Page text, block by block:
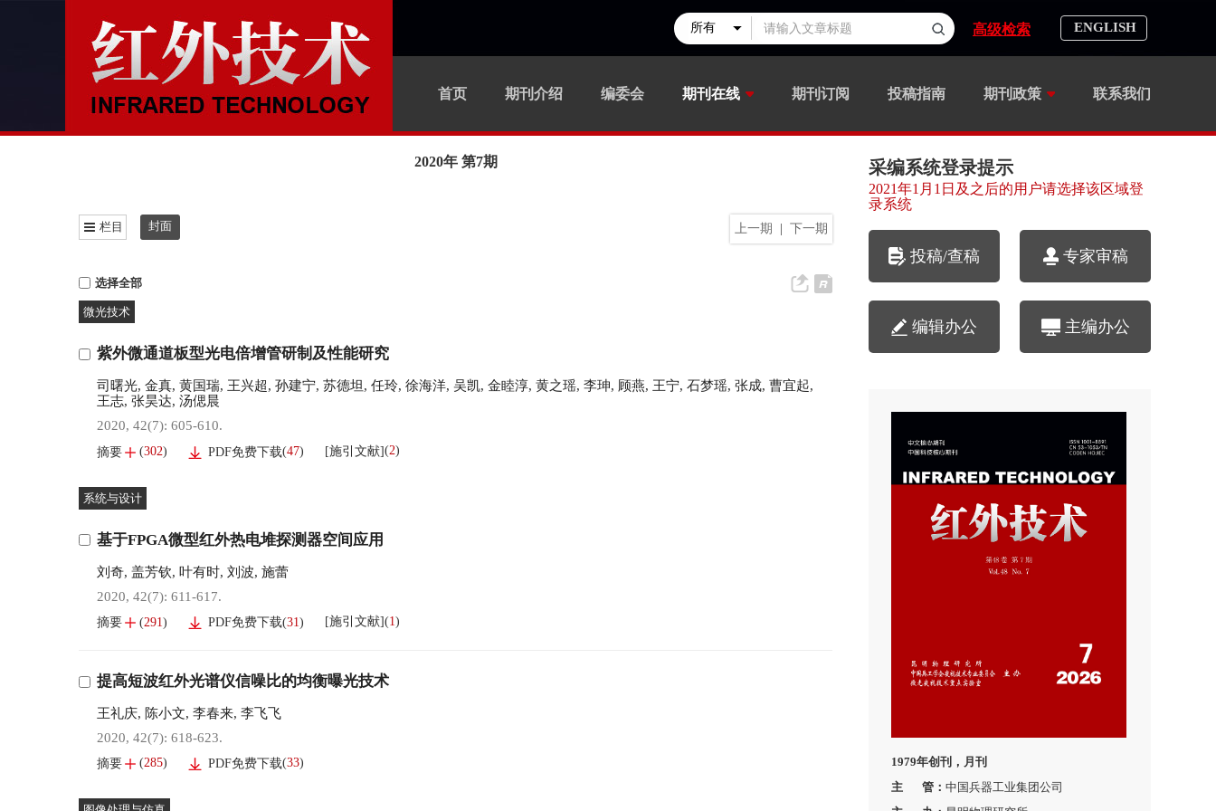
高级检索 ENGLISH
首页 期刊介绍 编委会 期刊在线 期刊订阅 投稿指南 期刊政策 联系我们
2020年 第7期
上一期 下一期
栏目 封面
选择全部
微光技术
紫外微通道板型光电倍增管研制及性能研究
司曙光, 金真, 黄国瑞, 王兴超, 孙建宁, 苏德坦 , 任玲, 徐海洋, 吴凯, 金睦淳, 黄之瑶, 李珅, 顾燕, 王宁, 石梦瑶, 张成, 曹宜起,
王志, 张昊达, 汤偲晨
2020, 42(7): 605-610.
摘要 (302) PDF免费下载(47) [施引文献](2)
系统与设计
基于FPGA微型红外热电堆探测器空间应用
刘奇, 盖芳钦, 叶有时, 刘波, 施蕾
2020, 42(7): 611-617.
摘要 (291) PDF免费下载(31) [施引文献](1)
提高短波红外光谱仪信噪比的均衡曝光技术
王礼庆, 陈小文, 李春来, 李飞飞
2020, 42(7): 618-623.
摘要 (285) PDF免费下载(33)
采编系统登录提示
2021年1月1日及之后的用户请选择该区域登
录系统
投稿/查稿 专家审稿
编辑办公 主编办公
1979年创刊，月刊
主 管： 中国兵器工业集团公司